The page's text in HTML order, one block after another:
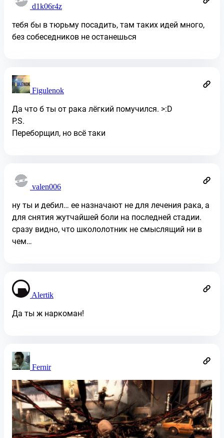
d1k06r4z
тебя бы в тюрьму посадить, там таких идей много,
без собеседников не останешься
Figulenok
Да что б ты от рака лёгкий помучился. >:D
P.S.
Переборщил, но всё таки
valen006
ну ты и дебил… ее назначают не для лечения рака, а
для снятия жутчайшей боли на последней стадии.
сразу видно, что школолотник не смыслящий ни в
чем…
Alertik
Да ты ж наркоман!
Fernir